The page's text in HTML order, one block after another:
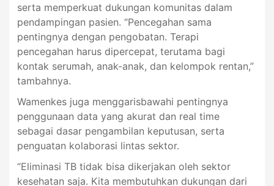
serta memperkuat dukungan komunitas dalam
pendampingan pasien. “Pencegahan sama
pentingnya dengan pengobatan. Terapi
pencegahan harus dipercepat, terutama bagi
kontak serumah, anak-anak, dan kelompok rentan,”
tambahnya.
Wamenkes juga menggarisbawahi pentingnya
penggunaan data yang akurat dan real time
sebagai dasar pengambilan keputusan, serta
penguatan kolaborasi lintas sektor.
“Eliminasi TB tidak bisa dikerjakan oleh sektor
kesehatan saja. Kita membutuhkan dukungan dari